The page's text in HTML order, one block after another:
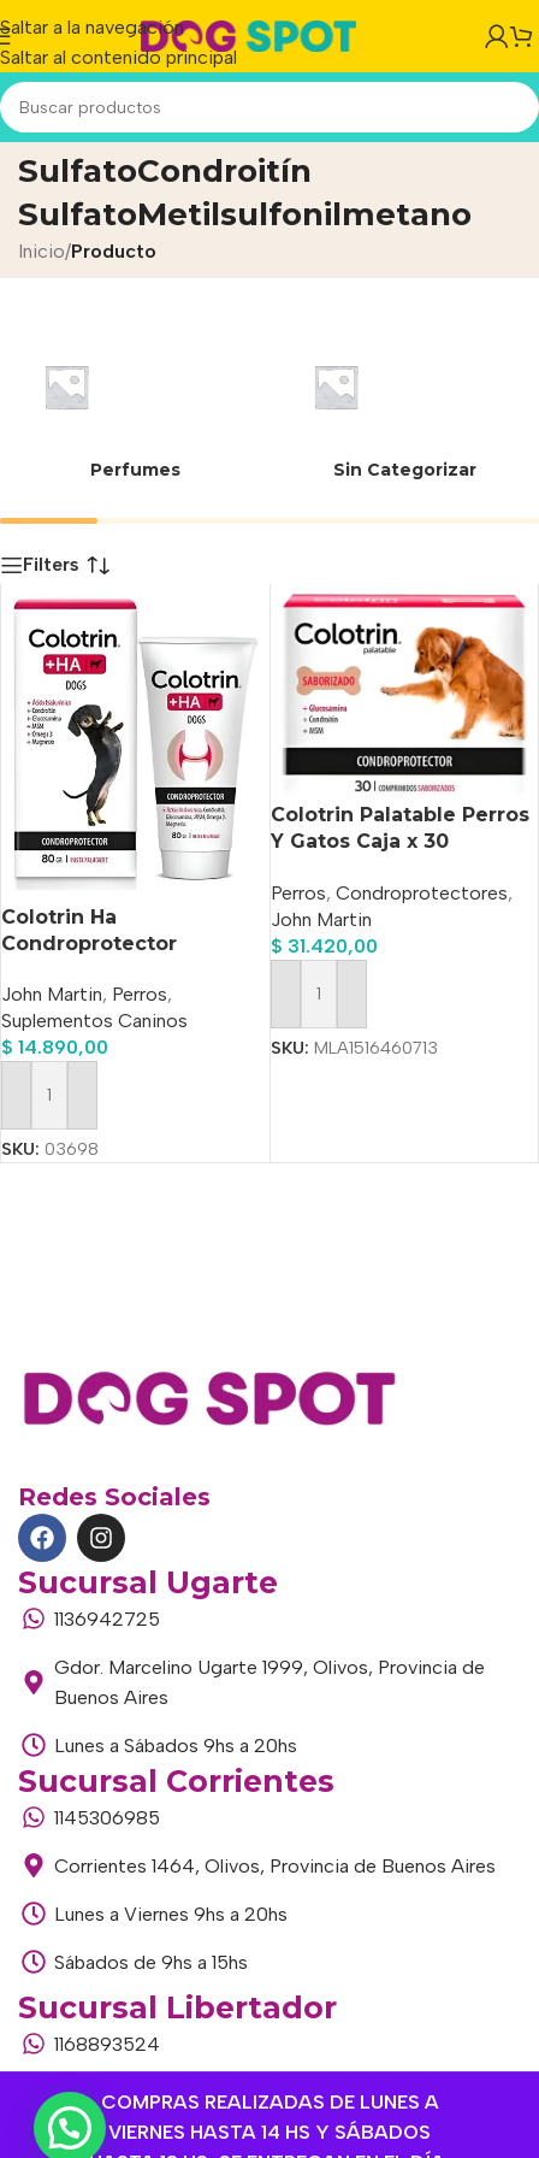
COMPRAS REALIZADAS DE LUNES A
VIERNES HASTA 14 HS Y SÁBADOS
Saltar a la navegación
Saltar al contenido principal
Glucosamina
SulfatoCondroitín
SulfatoMetilsulfonilmetano
Inicio/Producto
Perfumes Sin Categorizar
Filters
Colotrin Ha
Condroprotector
80grs
John Martin, Perros,
Suplementos Caninos
$ 14.890,00
Añadir Al Carrito
SKU: 03698
Colotrin Palatable Perros
Y Gatos Caja x 30
Perros, Condroprotectores,
John Martin
$ 31.420,00
Añadir Al Carrito
SKU: MLA1516460713
Redes Sociales
Sucursal Ugarte
1136942725
Gdor. Marcelino Ugarte 1999, Olivos, Provincia de
Buenos Aires
Lunes a Sábados 9hs a 20hs
Sucursal Corrientes
1145306985
Corrientes 1464, Olivos, Provincia de Buenos Aires
Lunes a Viernes 9hs a 20hs
Sábados de 9hs a 15hs
Sucursal Libertador
1168893524
Av. del Libertador 1915, Vte. López, Provincia de
Buenos Aires